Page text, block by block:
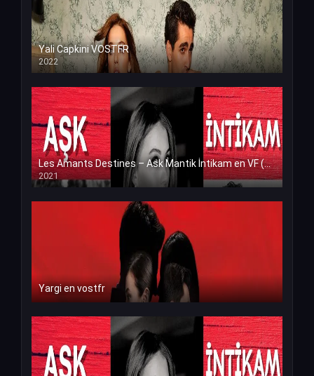
Yali Capkini VOSTFR
2022
Les Amants Destines – Ask Mantik İntikam en VF (Voix Francaise)
2021
Yargi en vostfr